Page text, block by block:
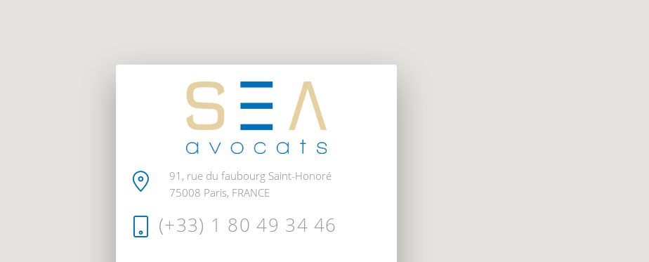
91, rue du faubourg Saint-Honoré
75008 Paris, FRANCE
(+33) 1 80 49 34 46